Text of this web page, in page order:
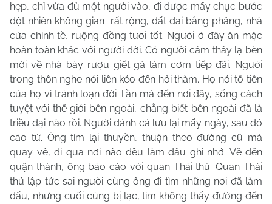
hẹp, chỉ vừa đủ một người vào, đi dược mấy chục bước
đột nhiên không gian rất rộng, đất đai bằng phẳng, nhà
cửa chỉnh tề, ruộng đồng tươi tốt. Người ở đây ăn mặc
hoàn toàn khác với người đời. Có người cảm thấy lạ bèn
mời về nhà bày rượu giết gà làm cơm tiếp đãi. Người
trong thôn nghe nói liền kéo đến hỏi thăm. Họ nói tổ tiên
của họ vì tránh loạn đời Tần mà đến nơi đây, sống cách
tuyệt với thế giới bên ngoài, chẳng biết bên ngoài đã là
triều đại nào rồi. Người đánh cá lưu lại mấy ngày, sau đó
cáo từ. Ông tìm lại thuyền, thuận theo đường cũ mà
quay về, đi qua nơi nào đều làm dấu ghi nhớ. Về đến
quận thành, ông báo cáo với quan Thái thú. Quan Thái
thú lập tức sai người cùng ông đi tìm những nơi đã làm
dấu, nhưng cuối cùng bị lạc, tìm không thấy đường đến